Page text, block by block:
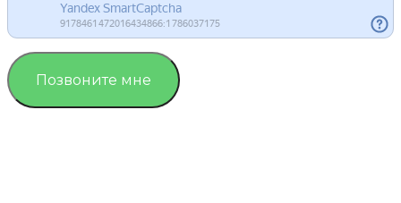
Позвоните мне